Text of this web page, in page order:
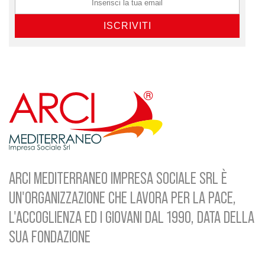
ARCI MEDITERRANEO IMPRESA SOCIALE SRL È
UN'ORGANIZZAZIONE CHE LAVORA PER LA PACE,
L'ACCOGLIENZA ED I GIOVANI DAL 1990, DATA DELLA
SUA FONDAZIONE